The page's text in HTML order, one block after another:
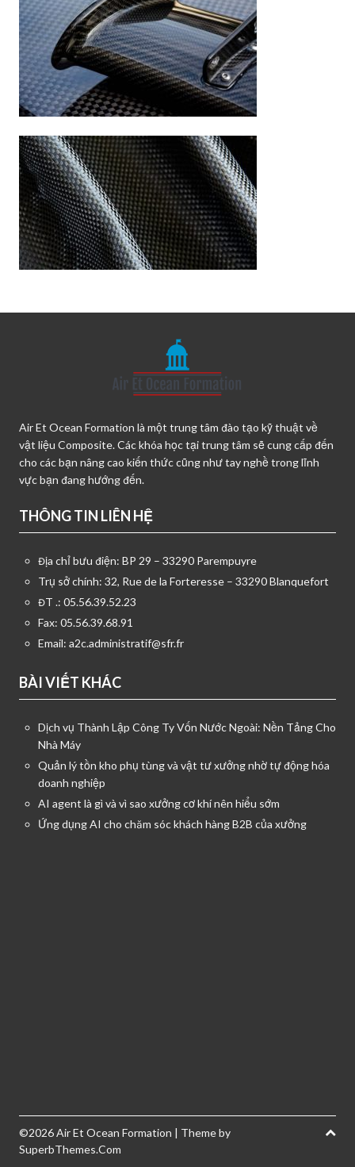
Air Et Ocean Formation là một trung tâm đào tạo kỹ thuật về
vật liệu Composite. Các khóa học tại trung tâm sẽ cung cấp đến
cho các bạn nâng cao kiến thức cũng như tay nghề trong lĩnh
vực bạn đang hướng đến.
THÔNG TIN LIÊN HỆ
Địa chỉ bưu điện: BP 29 – 33290 Parempuyre
Trụ sở chính: 32, Rue de la Forteresse – 33290 Blanquefort
ĐT .: 05.56.39.52.23
Fax: 05.56.39.68.91
Email: a2c.administratif@sfr.fr
BÀI VIẾT KHÁC
Dịch vụ Thành Lập Công Ty Vốn Nước Ngoài: Nền Tảng Cho
Nhà Máy
Quản lý tồn kho phụ tùng và vật tư xưởng nhờ tự động hóa
doanh nghiệp
AI agent là gì và vì sao xưởng cơ khí nên hiểu sớm
Ứng dụng AI cho chăm sóc khách hàng B2B của xưởng
©2026 Air Et Ocean Formation | Theme by
SuperbThemes.Com